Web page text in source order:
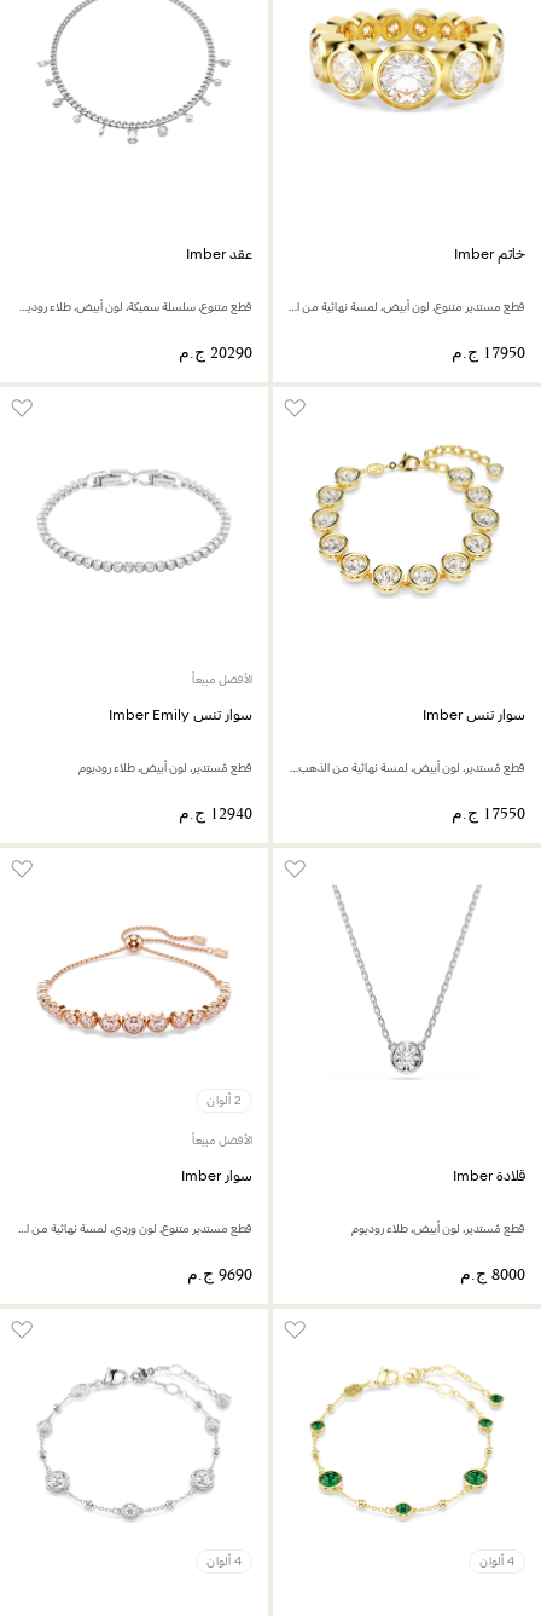
خاتم Imber
قطع مستدير متنوع، لون أبيض، لمسة نهائية من الذهب عيار 18 قيراط
عقد Imber
قطع متنوع، سلسلة سميكة، لون أبيض، طلاء روديوم
سوار تنس Imber
قطع مُستدير، لون أبيض، لمسة نهائية من الذهب عيار 18 قيراط
الأفضل مبيعاً
سوار تنس Imber Emily
قطع مُستدير، لون أبيض، طلاء روديوم
قلادة Imber
قطع مُستدير، لون أبيض، طلاء روديوم
2 ألوان
الأفضل مبيعاً
سوار Imber
قطع مستدير متنوع، لون وردي، لمسة نهائية من الذهب الوردي عيار 18 قيراط
4 ألوان 4 ألوان